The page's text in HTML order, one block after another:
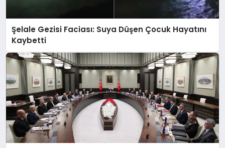
Şelale Gezisi Faciası: Suya Düşen Çocuk Hayatını
Kaybetti